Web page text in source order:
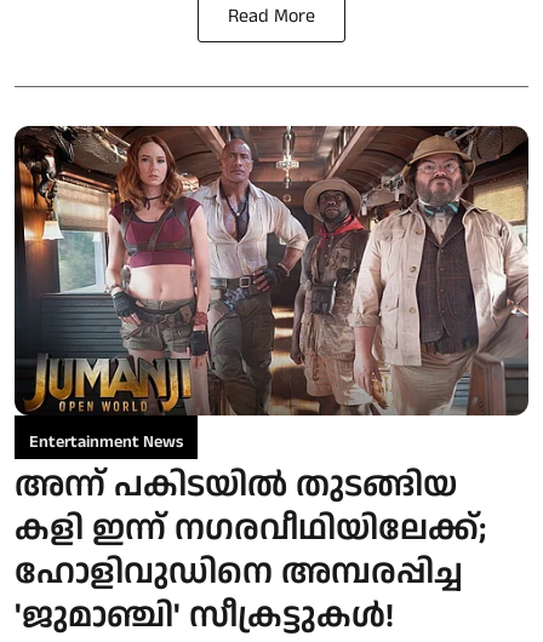
Read More
Entertainment News
അന്ന് പകിടയില്‍ തുടങ്ങിയ
കളി ഇന്ന് നഗരവീഥിയിലേക്ക്;
ഹോളിവുഡിനെ അമ്പരപ്പിച്ച
'ജുമാഞ്ചി' സീക്രട്ടുകള്‍!